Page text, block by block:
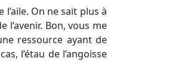
On ne sait plus à
Bon, vous me
ressource ayant de
l’étau de l’angoisse